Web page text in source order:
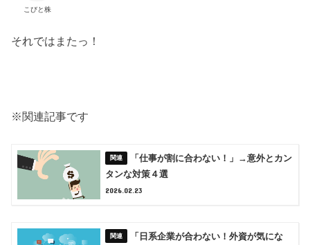
こびと株
それではまたっ！
※関連記事です
「仕事が割に合わない！」→意外とカン
タンな対策４選
2026.02.23
「日系企業が合わない！外資が気にな